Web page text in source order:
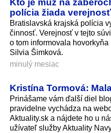
Kto je muž na
polícia žiada
Bratislavská krajská polícia
činnosť. Verejnosť v tejto
o tom informovala
Silvia Šimková.
minulý mesiac
Kristína Tormová:
Prinášame vám ďalší diel
pravidelne vychádza na
Aktuality.sk a nájdete ho u
užívateľ služby Aktuality